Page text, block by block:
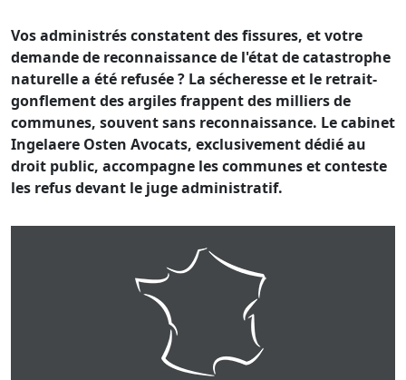
Vos administrés constatent des fissures, et votre
demande de reconnaissance de l'état de catastrophe
naturelle a été refusée ? La sécheresse et le retrait-
gonflement des argiles frappent des milliers de
communes, souvent sans reconnaissance. Le cabinet
Ingelaere Osten Avocats, exclusivement dédié au
droit public, accompagne les communes et conteste
les refus devant le juge administratif.